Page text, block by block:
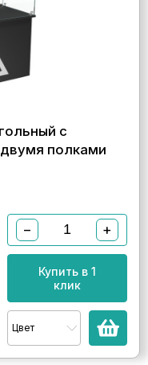
с
полками
− +
Купить в 1
клик
Цвет